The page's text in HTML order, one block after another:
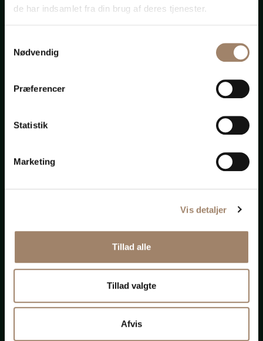
de har indsamlet fra din brug af deres tjenester.
Nødvendig
Præferencer
Statistik
Marketing
Vis detaljer
Tillad alle
Tillad valgte
Afvis
Er du
enlig?
notartestamente?